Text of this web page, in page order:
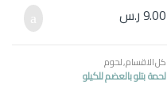
9.00ر.س
كل الاقسام,لحوم
لحمة بتلو بالعضم للكيلو